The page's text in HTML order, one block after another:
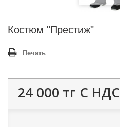
Костюм "Престиж"
Печать
24 000 тг С НДС